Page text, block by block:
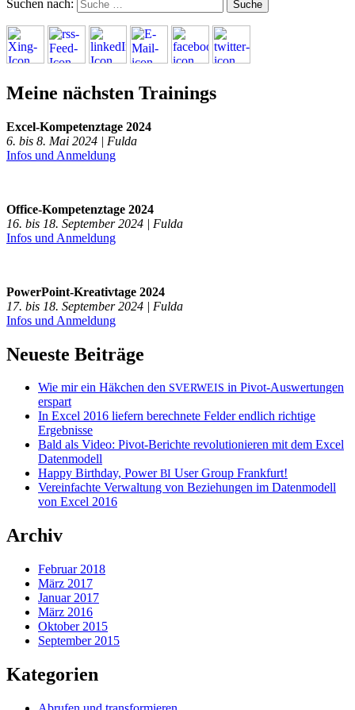
Suchen nach:
Meine nächsten Trainings
Excel-Kompetenztage 2024
6. bis 8. Mai 2024 | Fulda
Infos und Anmeldung
Office-Kompetenztage 2024
16. bis 18. September 2024 | Fulda
Infos und Anmeldung
PowerPoint-Kreativtage 2024
17. bis 18. September 2024 | Fulda
Infos und Anmeldung
Neueste Beiträge
Wie mir ein Häkchen den SVERWEIS in Pivot-Auswertungen
erspart
In Excel 2016 liefern berechnete Felder endlich richtige
Ergebnisse
Bald als Video: Pivot-Berichte revolutionieren mit dem Excel
Datenmodell
Happy Birthday, PowerBI User Group Frankfurt!
Vereinfachte Verwaltung von Beziehungen im Datenmodell
von Excel 2016
Archiv
Februar 2018
März 2017
Januar 2017
März 2016
Oktober 2015
September 2015
Kategorien